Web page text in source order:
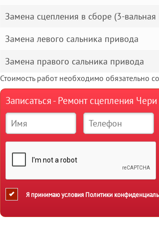
Замена сцепления в сборе (3-вальная
Замена левого сальника привода
Замена правого сальника привода
Стоимость работ необходимо обязательно
Записаться - Ремонт сцепления
Я принимаю условия Политики